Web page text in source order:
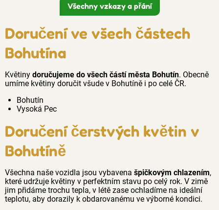
Všechny vzkazy a přání
Doručení ve všech částech
Bohutína
Květiny doručujeme do všech částí města Bohutín. Obecně
umíme květiny doručit všude v Bohutíně i po celé ČR.
Bohutín
Vysoká Pec
Doručení čerstvých květin v
Bohutíně
Všechna naše vozidla jsou vybavena špičkovým chlazením,
které udržuje květiny v perfektním stavu po celý rok. V zimě
jim přidáme trochu tepla, v létě zase ochladíme na ideální
teplotu, aby dorazily k obdarovanému ve výborné kondici.